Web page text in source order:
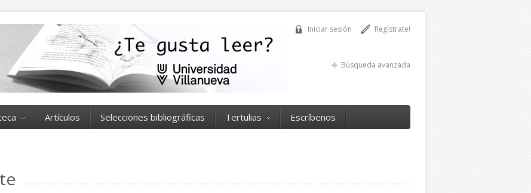
Regístrate!
Iniciar sesión
Búsqueda avanzada
Artículos Selecciones bibliográficas Tertulias Escríbenos